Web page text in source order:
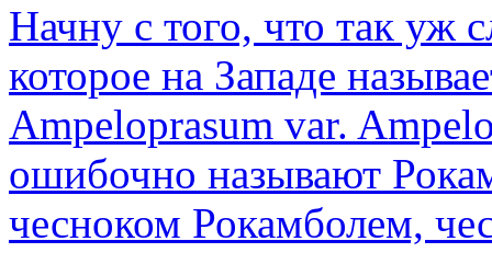
Начну с того, что так уж
которое на Западе
Ampeloprasum var.
ошибочно называют
чесноком Рокамболем,